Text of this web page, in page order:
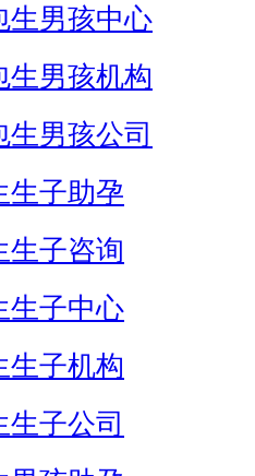
生男孩中心
生男孩机构
生男孩公司
生子助孕
生子咨询
生子中心
生子机构
子公司